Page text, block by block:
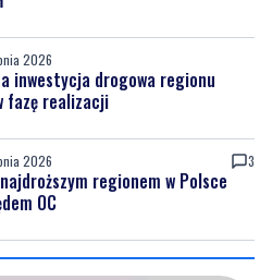
2026
inwestycja drogowa regionu
fazę realizacji
2026 3
regionem w Polsce
OC